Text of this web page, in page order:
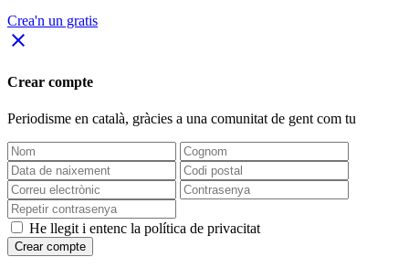
Crea'n un gratis
close
Crear compte
Periodisme en català, gràcies a una comunitat de gent com tu
He llegit i entenc la política de privacitat
Crear compte